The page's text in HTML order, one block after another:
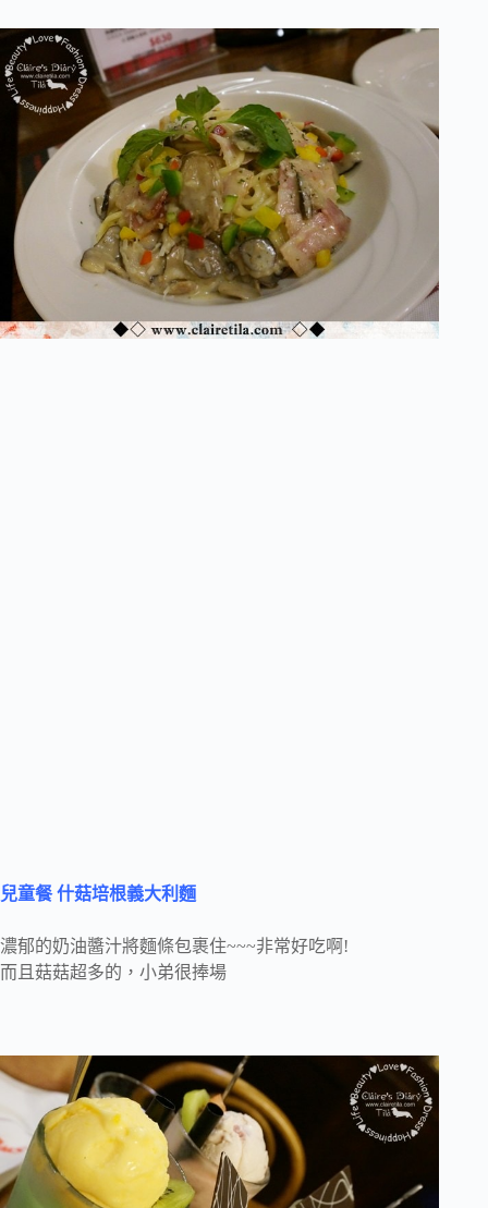
兒童餐 什菇培根義大利麵
濃郁的奶油醬汁將麵條包裹住~~~非常好吃啊!
而且菇菇超多的，小弟很捧場